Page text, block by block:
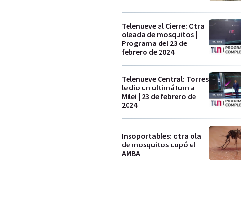
Telenueve al Cierre: Otra
oleada de mosquitos |
Programa del 23 de
febrero de 2024
Telenueve Central: Torres
le dio un ultimátum a
Milei | 23 de febrero de
2024
Insoportables: otra ola
de mosquitos copó el
AMBA